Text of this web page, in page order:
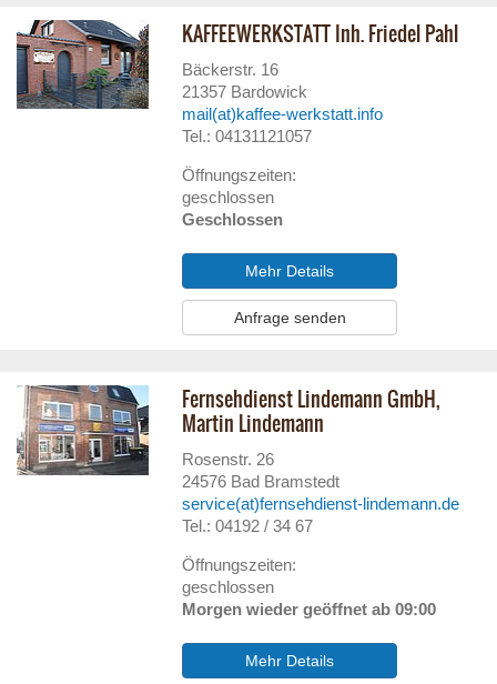
KAFFEEWERKSTATT Inh. Friedel Pahl
Bäckerstr. 16
21357 Bardowick
mail(at)kaffee-werkstatt.info
Tel.: 04131121057
Öffnungszeiten:
geschlossen
Geschlossen
Mehr Details
Anfrage senden
Fernsehdienst Lindemann GmbH,
Martin Lindemann
Rosenstr. 26
24576 Bad Bramstedt
service(at)fernsehdienst-lindemann.de
Tel.: 04192 / 34 67
Öffnungszeiten:
geschlossen
Morgen wieder geöffnet ab 09:00
Mehr Details